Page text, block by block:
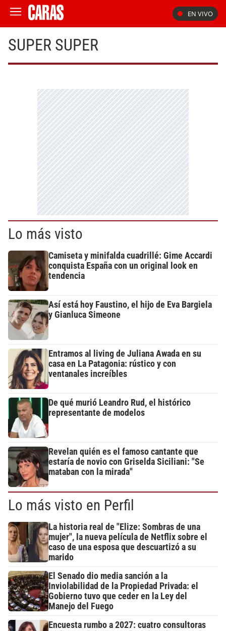
EN VIVO
SUPER SUPER
Lo más visto
Camiseta y minifalda cuadrillé: Gime Accardi
conquista España con un original look en
tendencia
Así está hoy Faustino, el hijo de Eva Bargiela
y Gianluca Simeone
Entramos al living de Juliana Awada en su
casa en La Patagonia: rústico y con
ventanales increíbles
De qué murió Leandro Rud, el histórico
representante de modelos
Revelan quién es el famoso cantante que
estaría de novio con Griselda Siciliani: "Se
mataban con la mirada"
Lo más visto en Perfil
La historia real de "Elize: Sombras de una
mujer", la nueva película de Netflix sobre el
caso de una esposa que descuartizó a su
marido
El Senado dio media sanción a la
Inviolabilidad de la Propiedad Privada: el
Gobierno tuvo que ceder en la Ley del
Manejo del Fuego
Encuesta rumbo a 2027: cuatro consultoras